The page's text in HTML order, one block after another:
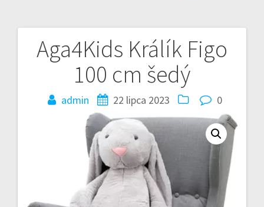
Aga4Kids Králík Figo
100 cm šedý
admin 22 lipca 2023 0
Nawigacja